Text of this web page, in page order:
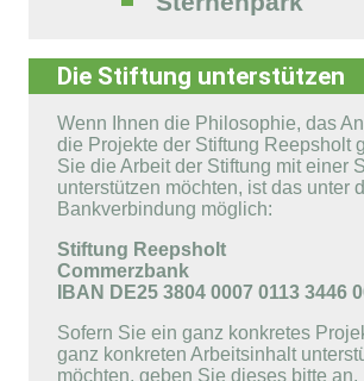
Die Stiftung unterstützen
Wenn Ihnen die Philosophie, das
die Projekte der Stiftung Reepsholt
Sie die Arbeit der Stiftung mit einer
unterstützen möchten, ist das unter
Bankverbindung möglich:
Stiftung Reepsholt
Commerzbank
IBAN DE25 3804 0007 0113 3446
Sofern Sie ein ganz konkretes
ganz konkreten Arbeitsinhalt
möchten, geben Sie dieses bitte an.